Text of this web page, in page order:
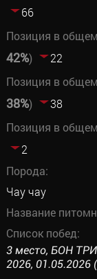
66
Позиция в
42%)
22
Позиция в
38%)
38
Позиция в
2
Порода:
Чау чау
Название
Список побед:
3 место, БОН
2026, 01.05.2026